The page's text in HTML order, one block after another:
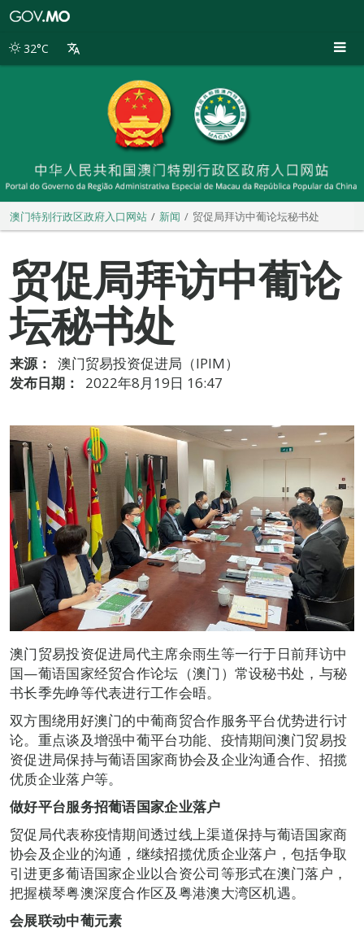
别
32°C
澳门特别行政区政府入口网站 新闻 贸促局拜访中葡论坛秘书处
贸促局拜访中葡论
坛秘书处
来源：
澳门贸易投资促进局（IPIM）
发布日期：
2022年8月19日 16:47
澳门贸易投资促进局代主席余雨生等一行于日前拜访中
国—葡语国家经贸合作论坛（澳门）常设秘书处，与秘
书长季先峥等代表进行工作会晤。
双方围绕用好澳门的中葡商贸合作服务平台优势进行讨
论。重点谈及增强中葡平台功能、疫情期间澳门贸易投
资促进局保持与葡语国家商协会及企业沟通合作、招揽
优质企业落户等。
做好平台服务招葡语国家企业落户
贸促局代表称疫情期间透过线上渠道保持与葡语国家商
协会及企业的沟通，继续招揽优质企业落户，包括争取
引进更多葡语国家企业以合资公司等形式在澳门落户，
把握横琴粤澳深度合作区及粤港澳大湾区机遇。
会展联动中葡元素